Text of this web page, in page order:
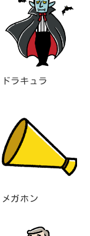
ドラキュラ
メガホン